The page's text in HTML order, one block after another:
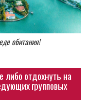
обитания!
отдохнуть на
групповых